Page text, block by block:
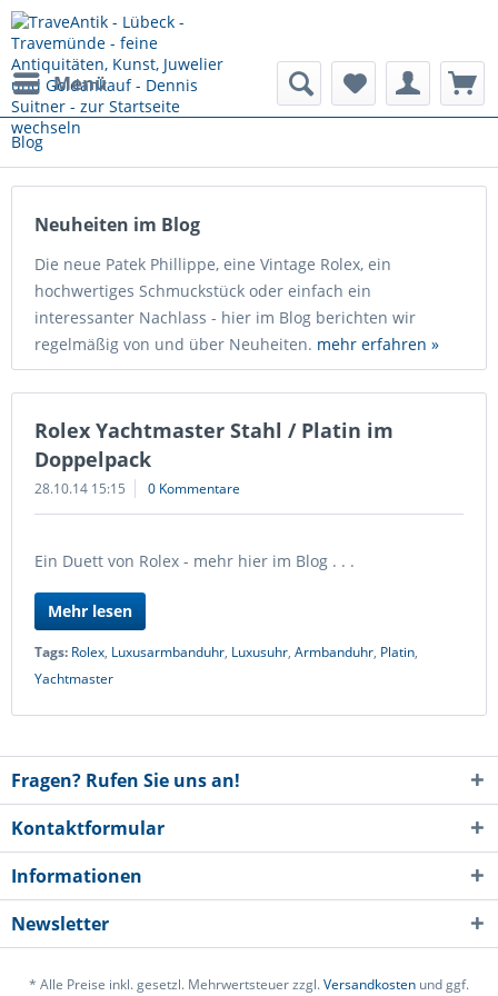
Menü
Blog
Neuheiten im Blog
Die neue Patek Phillippe, eine Vintage Rolex, ein
hochwertiges Schmuckstück oder einfach ein
interessanter Nachlass - hier im Blog berichten wir
regelmäßig von und über Neuheiten. mehr erfahren »
Rolex Yachtmaster Stahl / Platin im
Doppelpack
28.10.14 15:15 0 Kommentare
Ein Duett von Rolex - mehr hier im Blog . . .
Mehr lesen
Tags: Rolex, Luxusarmbanduhr, Luxusuhr, Armbanduhr, Platin,
Yachtmaster
Fragen? Rufen Sie uns an!
Kontaktformular
Informationen
Newsletter
* Alle Preise inkl. gesetzl. Mehrwertsteuer zzgl.Versandkosten und ggf.